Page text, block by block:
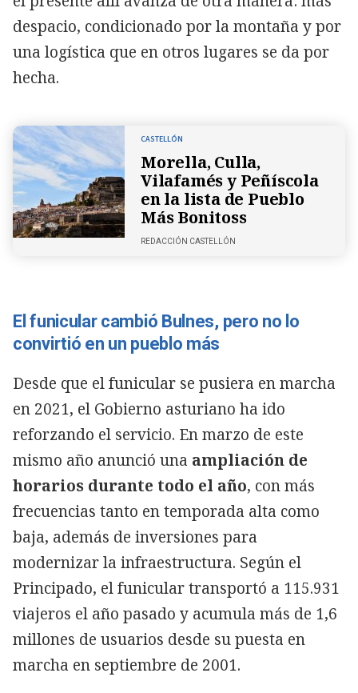
despacio, condicionado por la montaña y por
una logística que en otros lugares se da por
hecha.
CASTELLÓN
Morella, Culla,
Vilafamés y Peñíscola
en la lista de Pueblo
Más Bonitoss
REDACCIÓN CASTELLÓN
El funicular cambió Bulnes, pero no lo
convirtió en un pueblo más
Desde que el funicular se pusiera en marcha
en 2021, el Gobierno asturiano ha ido
reforzando el servicio. En marzo de este
mismo año anunció una ampliación de
horarios durante todo el año, con más
frecuencias tanto en temporada alta como
baja, además de inversiones para
modernizar la infraestructura. Según el
Principado, el funicular transportó a 115.931
viajeros el año pasado y acumula más de 1,6
millones de usuarios desde su puesta en
marcha en septiembre de 2001.